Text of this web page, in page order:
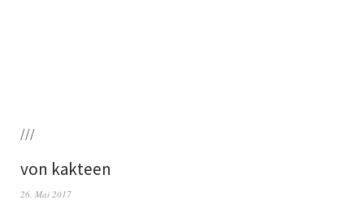
///
von kakteen
26. Mai 2017